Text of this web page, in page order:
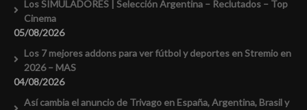
Los SIMULADORES | Selección Argentina – Reclutados – Top
Cinema
05/08/2026
Los 7 mejores addons para ver fútbol y deportes en Stremio en
2026 – MAS
04/08/2026
Así cambia el anuncio de Trivago en España, Argentina, Brasil y